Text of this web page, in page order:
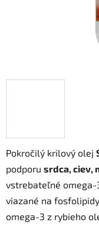
Pokročilý krilový olej
podporu srdca, ciev,
vstrebateľné omega-
viazané na
omega-3 z rybieho